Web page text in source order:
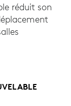
réduit son